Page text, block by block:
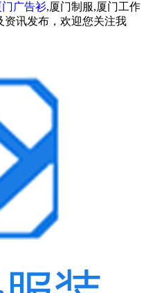
门广告衫,厦门制服,厦门工作
资讯发布，欢迎您关注我